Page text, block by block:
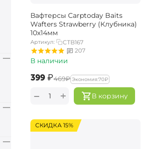
Вафтерсы Carptoday Baits
Wafters Strawberry (Клубника)
10х14мм
Артикул:
CTB167
207
В наличии
‍399‍₽‍469‍₽ Экономия:‍70‍₽
В корзину
+
−
СКИДКА 15%